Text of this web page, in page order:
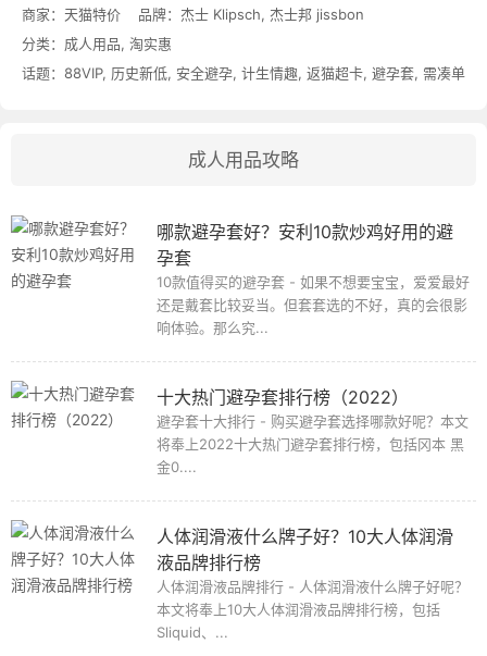
商家： 天猫特价 品牌： 杰士 Klipsch, 杰士邦 jissbon
分类： 成人用品, 淘实惠
话题： 88VIP, 历史新低, 安全避孕, 计生情趣, 返猫超卡, 避孕套, 需凑单
成人用品攻略
哪款避孕套好？安利10款炒鸡好用的避
孕套
10款值得买的避孕套 - 如果不想要宝宝，爱爱最好
还是戴套比较妥当。但套套选的不好，真的会很影
响体验。那么究...
十大热门避孕套排行榜（2022）
避孕套十大排行 - 购买避孕套选择哪款好呢？本文
将奉上2022十大热门避孕套排行榜，包括冈本 黑
金0....
人体润滑液什么牌子好？10大人体润滑
液品牌排行榜
人体润滑液品牌排行 - 人体润滑液什么牌子好呢？
本文将奉上10大人体润滑液品牌排行榜，包括
Sliquid、...